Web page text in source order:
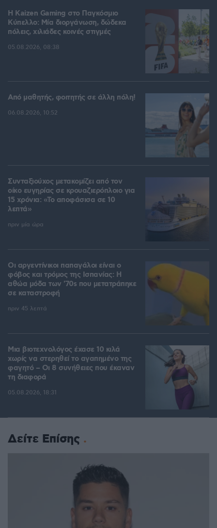
H Kaizen Gaming στο Παγκόσμιο
Kύπελλο: Μία διοργάνωση, δώδεκα
πόλεις, χιλιάδες κοινές στιγμές
05.08.2026, 08:38
Από μαθητής, φοιτητής σε άλλη πόλη!
06.08.2026, 10:52
Συνταξιούχος μετακομίζει από τον
οίκο ευγηρίας σε κρουαζιερόπλοιο για
15 χρόνια: «Το αποφάσισα σε 10
λεπτά»
πριν μία ώρα
Οι αργεντίνικοι παπαγάλοι είναι ο
φόβος και τρόμος της Ισπανίας: Η
αθώα μόδα των '70s που μετατράπηκε
σε καταστροφή
πριν 45 λεπτά
Μια βιοτεχνολόγος έχασε 10 κιλά
χωρίς να στερηθεί το αγαπημένο της
φαγητό – Οι 8 συνήθειες που έκαναν
τη διαφορά
05.08.2026, 18:31
Δείτε Επίσης